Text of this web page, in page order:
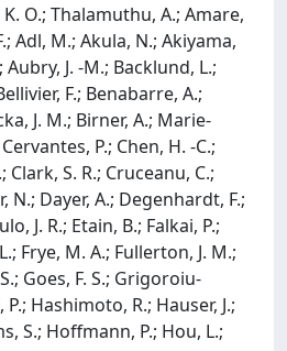
O.; Thalamuthu, A.; Amare,
Adl, M.; Akula, N.; Akiyama,
Aubry, J. -M.; Backlund, L.;
F.; Benabarre, A.;
J. M.; Birner, A.; Marie-
P.; Chen, H. -C.;
Clark, S. R.; Cruceanu, C.;
N.; Dayer, A.; Degenhardt, F.;
J. R.; Etain, B.; Falkai, P.;
Frye, M. A.; Fullerton, J. M.;
Goes, F. S.; Grigoroiu-
Hashimoto, R.; Hauser, J.;
S.; Hoffmann, P.; Hou, L.;